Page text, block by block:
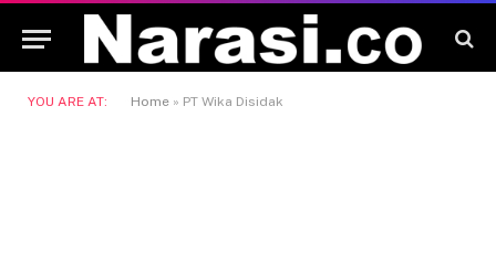
YOU ARE AT: Home » PT Wika Disidak